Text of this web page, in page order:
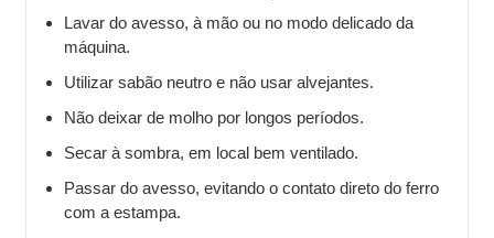
Lavar do avesso, à mão ou no modo delicado da
máquina.
Utilizar sabão neutro e não usar alvejantes.
Não deixar de molho por longos períodos.
Secar à sombra, em local bem ventilado.
Passar do avesso, evitando o contato direto do ferro
com a estampa.